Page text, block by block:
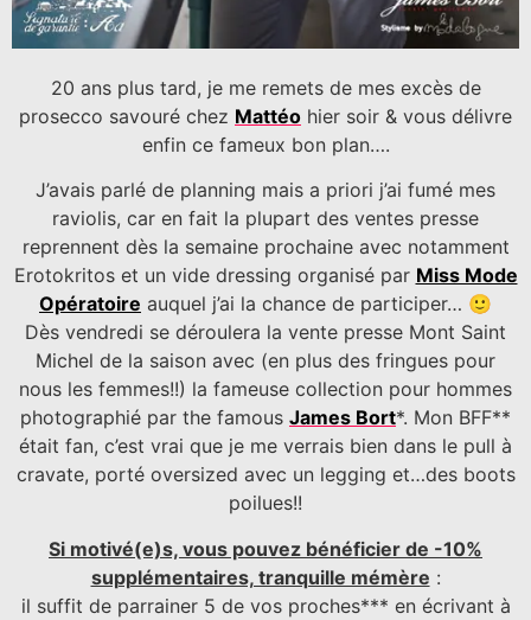
20 ans plus tard, je me remets de mes excès de
prosecco savouré chez Mattéo hier soir & vous délivre
enfin ce fameux bon plan….
J’avais parlé de planning mais a priori j’ai fumé mes
raviolis, car en fait la plupart des ventes presse
reprennent dès la semaine prochaine avec notamment
Erotokritos et un vide dressing organisé par Miss Mode
Opératoire auquel j’ai la chance de participer… 🙂
Dès vendredi se déroulera la vente presse Mont Saint
Michel de la saison avec (en plus des fringues pour
nous les femmes!!) la fameuse collection pour hommes
photographié par the famous James Bort*. Mon BFF**
était fan, c’est vrai que je me verrais bien dans le pull à
cravate, porté oversized avec un legging et…des boots
poilues!!
Si motivé(e)s, vous pouvez bénéficier de -10%
supplémentaires, tranquille mémère :
il suffit de parrainer 5 de vos proches*** en écrivant à